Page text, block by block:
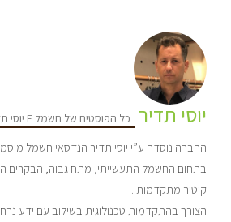
יוסי תדיר כל הפוסטים של חשמל E יוסי תדיר
בתחום החשמל התעשייתי, מתח גבוה, הבקרים
קיטור מתקדמות .
הצורך בהתקדמות טכנולוגית בשילוב עם ידע